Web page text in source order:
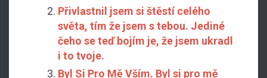
Přivlastnil jsem si štěstí celého
světa, tím že jsem s tebou. Jediné
čeho se teď bojím je, že jsem ukradl
i to tvoje.
Byl Si Pro Mě Vším. Byl si pro mě